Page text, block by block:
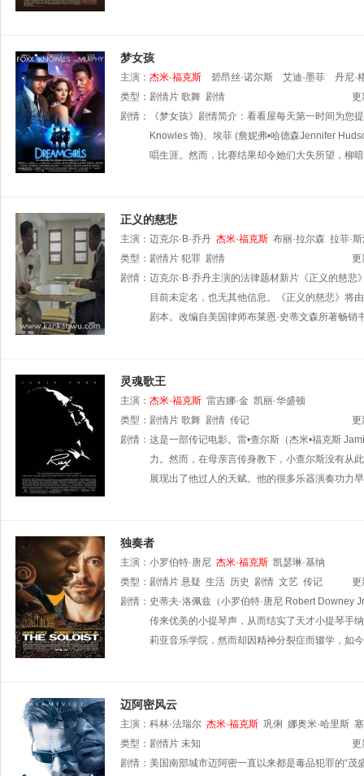
梦女孩
主演： 杰米·福克斯 碧昂丝·诺尔斯 艾迪·墨菲
丹尼·
类型： 剧情片 歌舞 剧情
更
剧情：
《梦女孩》剧情简介：看看屋每天第一时间为
Knowles 饰)、埃菲 (詹妮弗•哈德森Jennifer
唱生涯。然而，比赛结果却令她们大失所望，柳
正义的慈悲
主演： 迈克尔·B·乔丹 杰米·福克斯 布丽·拉尔森 拉菲·
类型： 剧情片 犯罪 剧情
更
剧情： 迈克尔·B·乔丹主演的法律题材新片《正义的慈
目前未定名，也无其他信息。《正义的慈悲》将
剧本。改编自美国律师布莱恩·史蒂文森所著畅
灵魂歌王
主演： 杰米·福克斯 雷吉娜·金 凯丽·华盛顿
类型： 剧情片 歌舞 剧情 传记
更
剧情： 这是一部传记电影。雷•查尔斯（杰米•福克斯
力。然而，在母亲言传身教下，小查尔斯没有从
展现出了他过人的天赋。他的很多乐器演奏功力
独奏者
主演： 小罗伯特·唐尼 杰米·福克斯 凯瑟琳·基纳
类型： 剧情片 悬疑 生活 历史 剧情 文艺 传记
更
剧情： 史蒂夫·洛佩兹（小罗伯特·唐尼 Robert Downey
传来优美的小提琴声，从而结实了天才小提琴手
莉亚音乐学院，然而却因精神分裂症而辍学，如
迈阿密风云
主演： 科林·法瑞尔 杰米·福克斯 巩俐 娜奥米·哈里斯
类型： 剧情片 未知
更
剧情： 美国南部城市迈阿密一直以来都是毒品犯罪的“